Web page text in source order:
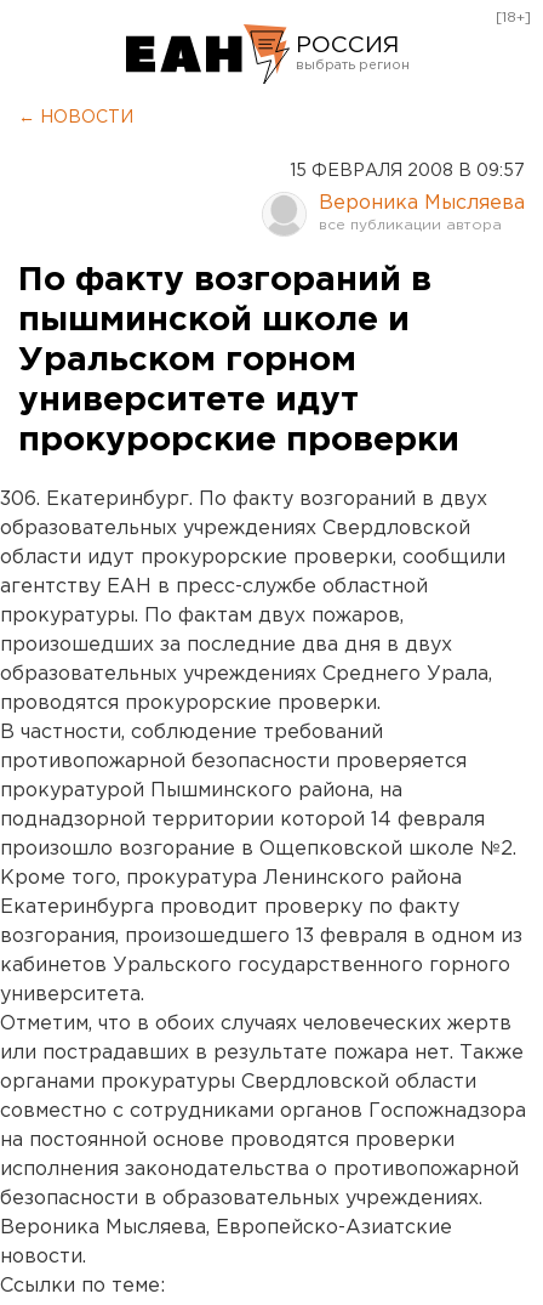
РОССИЯ
Оренбург
[18+]
← НОВОСТИ
15 ФЕВРАЛЯ 2008 В 09:57
Вероника Мысляева
По факту возгораний в
пышминской школе и
Уральском горном
университете идут
прокурорские проверки
306. Екатеринбург. По факту возгораний в двух
образовательных учреждениях Свердловской
области идут прокурорские проверки, сообщили
агентству ЕАН в пресс-службе областной
прокуратуры. По фактам двух пожаров,
произошедших за последние два дня в двух
образовательных учреждениях Среднего Урала,
проводятся прокурорские проверки.
В частности, соблюдение требований
противопожарной безопасности проверяется
прокуратурой Пышминского района, на
поднадзорной территории которой 14 февраля
произошло возгорание в Ощепковской школе №2.
Кроме того, прокуратура Ленинского района
Екатеринбурга проводит проверку по факту
возгорания, произошедшего 13 февраля в одном из
кабинетов Уральского государственного горного
университета.
Отметим, что в обоих случаях человеческих жертв
или пострадавших в результате пожара нет. Также
органами прокуратуры Свердловской области
совместно с сотрудниками органов Госпожнадзора
на постоянной основе проводятся проверки
исполнения законодательства о противопожарной
безопасности в образовательных учреждениях.
Вероника Мысляева, Европейско-Азиатские
новости.
Ссылки по теме: